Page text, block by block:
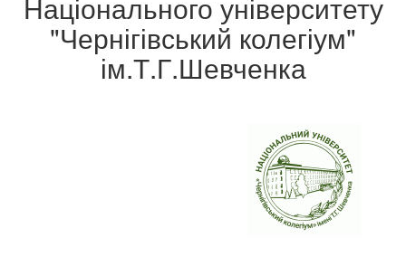
"Чернігівський колегіум"
ім.Т.Г.Шевченка